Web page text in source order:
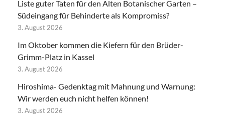
Liste guter Taten für den Alten Botanischer Garten –
Südeingang für Behinderte als Kompromiss?
3. August 2026
Im Oktober kommen die Kiefern für den Brüder-
Grimm-Platz in Kassel
3. August 2026
Hiroshima- Gedenktag mit Mahnung und Warnung:
Wir werden euch nicht helfen können!
3. August 2026